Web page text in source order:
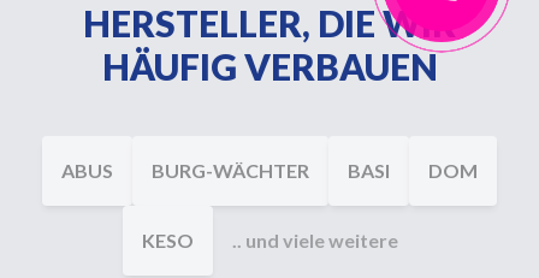
HERSTELLER, DIE WIR
HÄUFIG VERBAUEN
ABUS BURG-WÄCHTER BASI DOM
KESO .. und viele weitere